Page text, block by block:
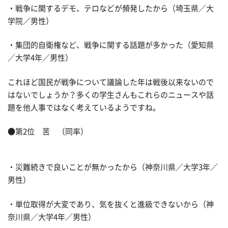
・戦争に関するデモ、テロなどが頻発したから（埼玉県／大
学院／男性）
・集団的自衛権など、戦争に関する話題が多かった（愛知県
／大学4年／男性）
これほど国民が戦争について議論した年は戦後以来ないので
はないでしょうか？多くの学生さんもこれらのニュースや話
題を他人事ではなく考えているようですね。
●第2位 苦 （同率）
・災難続きで良いことが無かったから（神奈川県／大学3年／
男性）
・単位取得が大変であり、気を抜くと進級できないから（神
奈川県／大学4年／男性）